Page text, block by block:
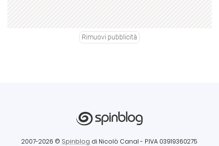
Rimuovi pubblicità
2007-2026 © Spinblog di Nicolò Canal - P.IVA 03919360275